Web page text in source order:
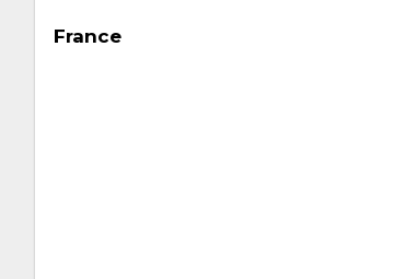
France